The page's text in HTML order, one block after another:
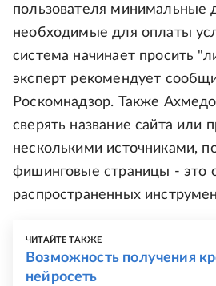
пользователя минимальные
необходимые для оплаты
система начинает просить
эксперт рекомендует
Роскомнадзор. Также
сверять название сайта или
несколькими источниками,
фишинговые страницы - это
распространенных
ЧИТАЙТЕ ТАКЖЕ
Возможность получения
нейросеть